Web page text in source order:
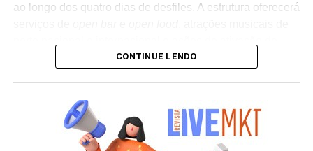
ao longo dos quatro dias de desfiles. A estrutura oferecerá
marcas parceiras. “O Camarote Nº1 é um projeto que faz
uma experiência personalizada que nasce dolifestyle
cidade maravilhosa”, destaca Marcio Esher, sócio, diretor
de negócios e marketing da Holding Clube e gestor do
CONTINUE LENDO